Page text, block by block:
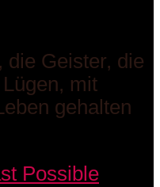
die Geister, die
mit
gehalten